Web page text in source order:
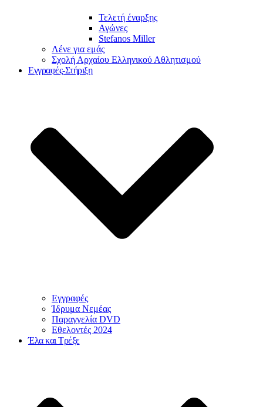
Τελετή έναρξης
Αγώνες
Stefanos Miller
Λένε για εμάς
Σχολή Αρχαίου Ελληνικού Αθλητισμού
Εγγραφές-Στήριξη
Εγγραφές
Ίδρυμα Νεμέας
Παραγγελία DVD
Εθελοντές 2024
Έλα και Τρέξε